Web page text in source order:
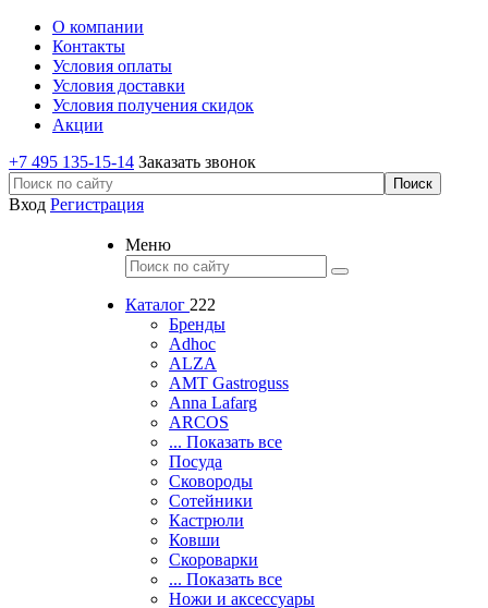
О компании
Контакты
Условия оплаты
Условия доставки
Условия получения скидок
Акции
+7 495 135-15-14 Заказать звонок
Вход Регистрация
Меню
Каталог 222
Бренды
Adhoc
ALZA
AMT Gastroguss
Anna Lafarg
ARCOS
... Показать все
Посуда
Сковороды
Сотейники
Кастрюли
Ковши
Скороварки
... Показать все
Ножи и аксессуары